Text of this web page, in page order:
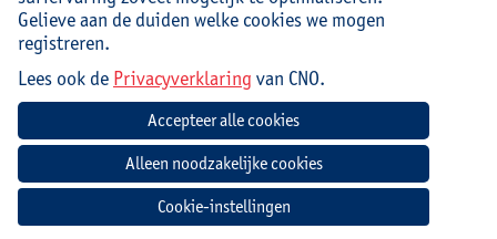
Naam van de school, scholengemeenschap of
scholengroep *
Instellingsnummer (indien mogelijk)
Gelieve aan de duiden welke cookies we mogen
registreren.
Lees ook de Privacyverklaring van CNO.
Cookie-instellingen